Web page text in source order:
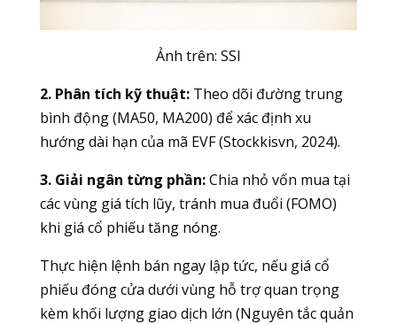
Ảnh trên: SSI
2. Phân tích kỹ thuật:Theo dõi đường trung
bình động (MA50, MA200) để xác định xu
hướng dài hạn của mã EVF (Stockkisvn, 2024).
3. Giải ngân từng phần:Chia nhỏ vốn mua tại
các vùng giá tích lũy, tránh mua đuổi (FOMO)
khi giá cổ phiếu tăng nóng.
Thực hiện lệnh bán ngay lập tức, nếu giá cổ
phiếu đóng cửa dưới vùng hỗ trợ quan trọng
kèm khối lượng giao dịch lớn (Nguyên tắc quản